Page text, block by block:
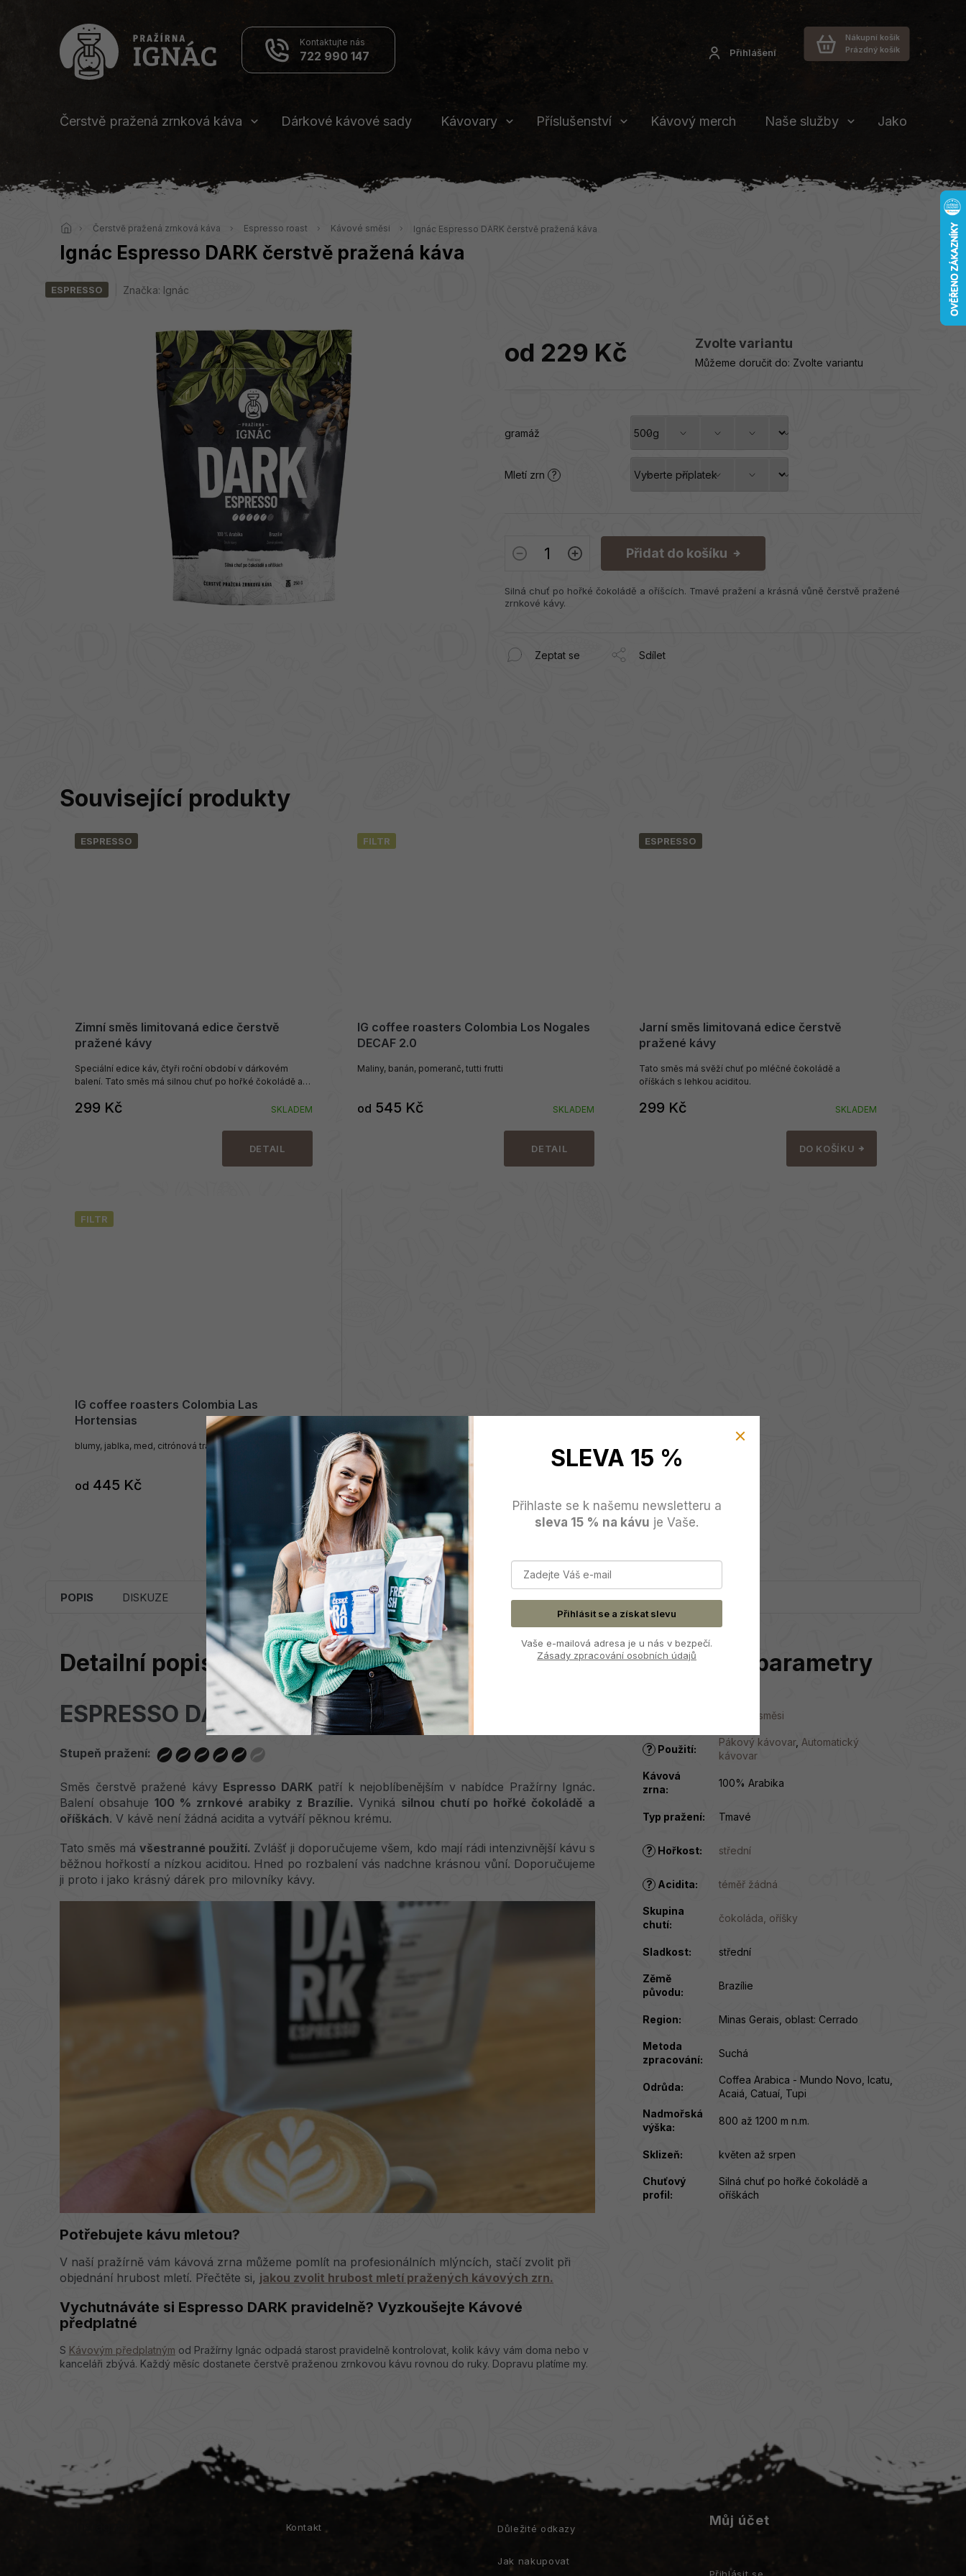
722 990 147 Přihlášení
Nákupní košík
Prázdný košík
Čerstvě pražená zrnková káva Dárkové kávové sady Kávovary Příslušenství Kávový merch Naše služby Jakou vybrat
Čerstvě pražená zrnková káva Espresso roast Kávové směsi Ignác Espresso DARK čerstvě pražená káva
Ignác Espresso DARK čerstvě pražená káva
ESPRESSO Značka: Ignác
od 229 Kč Zvolte variantu
gramáž
Mletí zrn ?
Můžeme doručit do: Zvolte variantu
Přidat do košíku
Silná chuť po hořké čokoládě a oříšcích. Tmavé pražení a krásná vůně čerstvě pražené
zrnkové kávy.
Zeptat se Sdílet
Související produkty
ESPRESSO
Zimní směs limitovaná edice čerstvě
pražené kávy
SKLADEM
299 Kč
DETAIL
Speciální edice káv, čtyři roční období v dárkovém
balení. Tato směs má silnou chuť po hořké čokoládě a
FILTR
IG coffee roasters Colombia Los Nogales
DECAF 2.0
SKLADEM
od 545 Kč
DETAIL
Maliny, banán, pomeranč, tutti frutti
ESPRESSO
Jarní směs limitovaná edice čerstvě
pražené kávy
SKLADEM
299 Kč
DO KOŠÍKU
Tato směs má svěží chuť po mléčné čokoládě a
oříškách s lehkou aciditou.
FILTR
IG coffee roasters Colombia Las
Hortensias
od 445 Kč
blumy, jablka, med, citrónová tráva
POPIS DISKUZE
Detailní popis produktu
ESPRESSO DARK
Stupeň pražení:
Směs čerstvě pražené kávy Espresso DARKpatří k nejoblíbenějším v nabídce Pražírny Ignác.
Balení obsahuje 100 % zrnkové arabiky z Brazílie. Vyniká silnou chutí po hořké čokoládě a
oříškách. V kávě není žádná acidita a vytváří pěknou krému.
Tato směs mávšestranné použití. Zvlášť ji doporučujeme všem, kdo mají rádi intenzivnější kávu s
běžnou hořkostí a nízkou aciditou. Hned po rozbalení vás nadchne krásnou vůní. Doporučujeme
ji proto i jako krásný dárek pro milovníky kávy.
Potřebujete kávu mletou?
V naší pražírně vám kávová zrna můžeme pomlít na profesionálních mlýncích, stačí zvolit při
objednání hrubost mletí. Přečtěte si, jakou zvolit hrubost mletí pražených kávových zrn.
Vychutnáváte si Espresso DARK pravidelně? Vyzkoušejte Kávové
předplatné
S Kávovým předplatným od Pražírny Ignác odpadá starost pravidelně kontrolovat, kolik kávy vám doma nebo v
kanceláři zbývá. Každý měsíc dostanete čerstvě praženou zrnkovou kávu rovnou do ruky. Dopravu platíme my.
Doplňkové parametry
Kávové směsi
? Použití:
Pákový kávovar, Automatický
kávovar
Kávová
zrna:
100% Arabika
Typ pražení: Tmavé
? Hořkost: střední
? Acidita: téměř žádná
Skupina
chutí:
čokoláda, oříšky
Sladkost: střední
Zěmě
původu:
Brazílie
Region: Minas Gerais, oblast: Cerrado
Metoda
zpracování:
Suchá
Odrůda:
Coffea Arabica - Mundo Novo, Icatu,
Acaiá, Catuaí, Tupi
Nadmořská
výška:
800 až 1200 m n.m.
Sklizeň: květen až srpen
Chuťový
profil:
Silná chuť po hořké čokoládě a
oříškách
á
Kontakt Důležité odkazy
Jak nakupovat
Můj účet
SLEVA 15 %
Přihlaste se k našemu newsletteru a
sleva 15 % na kávu je Vaše.
Přihlásit se a získat slevu
Vaše e-mailová adresa je u nás v bezpečí.
Zásady zpracování osobních údajů